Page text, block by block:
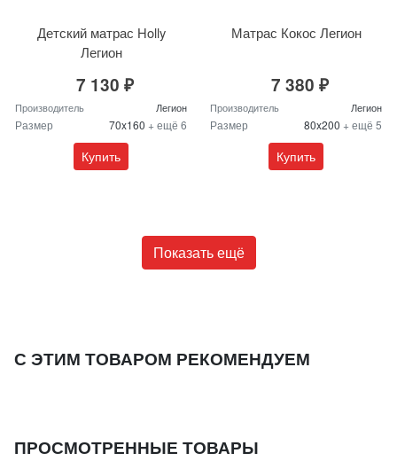
Детский матрас Holly
Легион
7 130 ₽
Производитель Легион
Размер 70x160 + ещё 6
Купить
Матрас Кокос Легион
7 380 ₽
Производитель Легион
Размер 80x200 + ещё 5
Купить
Показать ещё
С ЭТИМ ТОВАРОМ РЕКОМЕНДУЕМ
ПРОСМОТРЕННЫЕ ТОВАРЫ